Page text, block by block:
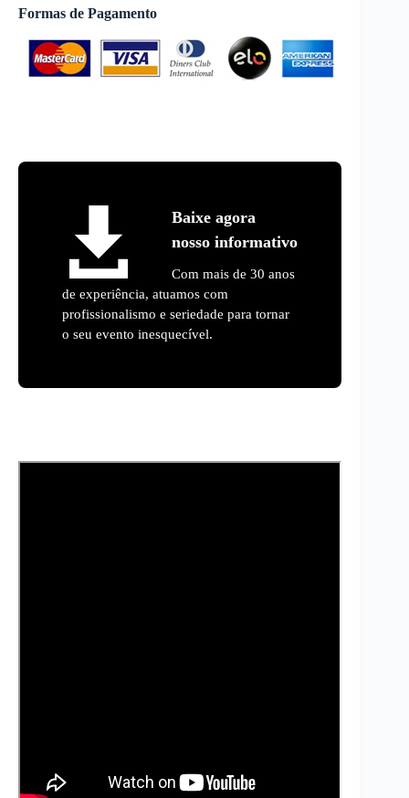
Formas de Pagamento
Baixe agora
nosso informativo
Com mais de 30 anos
de experiência, atuamos com
profissionalismo e seriedade para tornar
o seu evento inesquecível.